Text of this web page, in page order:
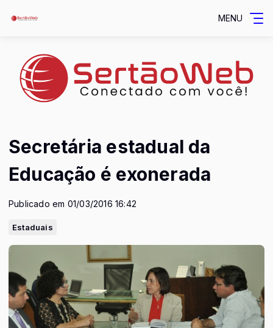
MENU
Secretária estadual da
Educação é exonerada
Publicado em 01/03/2016 16:42
Estaduais